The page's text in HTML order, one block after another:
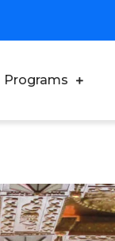
Indonesia
Programs